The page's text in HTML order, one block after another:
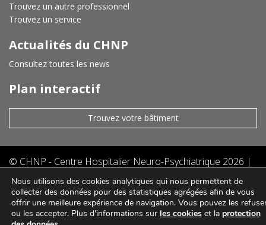
Trouvez un autre professionnel
Trouvez un service
Actualités du CHNP
Consultez toutes les news
Plan interactif
Trouvez votre bâtiment
Nous utilisons des cookies analytiques qui nous permettent de
collecter des données pour des statistiques agrégées afin de vous
offrir une meilleure expérience de navigation. Vous pouvez les
ou les accepter. Plus d'informations sur les cookies et la protection
© CHNP - Centre Hospitalier Neuro-Psychiatrique 2026 |
Mentions légales
Protection des données
Politique de
cookies| |